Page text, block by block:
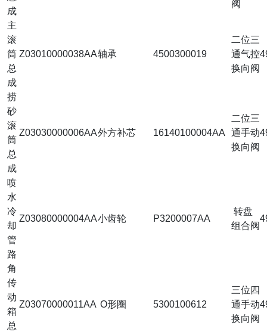
成
阀
主
滚
筒
总
成
Z03010000038AA轴承 4500300019
二位三
通气控
换向阀
捞
砂
滚
筒
总
成
Z03030000006AA外方补芯 16140100004AA
二位三
通手动
换向阀
喷
水
冷
却
管
路
Z03080000004AA小齿轮 P3200007AA
转盘
组合阀
角
传
动
箱
总
Z03070000011AA O形圈 5300100612
三位四
通手动
换向阀